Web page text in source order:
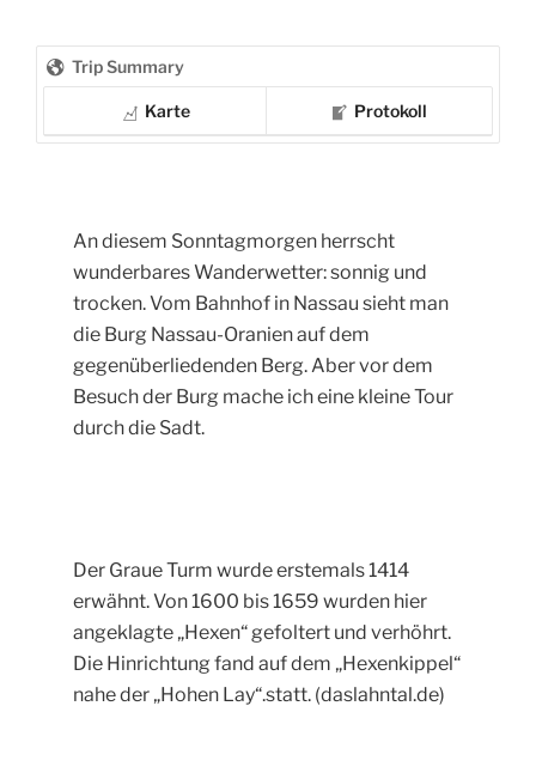
Trip Summary
Karte Protokoll
An diesem Sonntagmorgen herrscht
wunderbares Wanderwetter: sonnig und
trocken. Vom Bahnhof in Nassau sieht man
die Burg Nassau-Oranien auf dem
gegenüberliedenden Berg. Aber vor dem
Besuch der Burg mache ich eine kleine Tour
durch die Sadt.
Der Graue Turm wurde erstemals 1414
erwähnt. Von 1600 bis 1659 wurden hier
angeklagte „Hexen“ gefoltert und verhöhrt.
Die Hinrichtung fand auf dem „Hexenkippel“
nahe der „Hohen Lay“.statt. (daslahntal.de)